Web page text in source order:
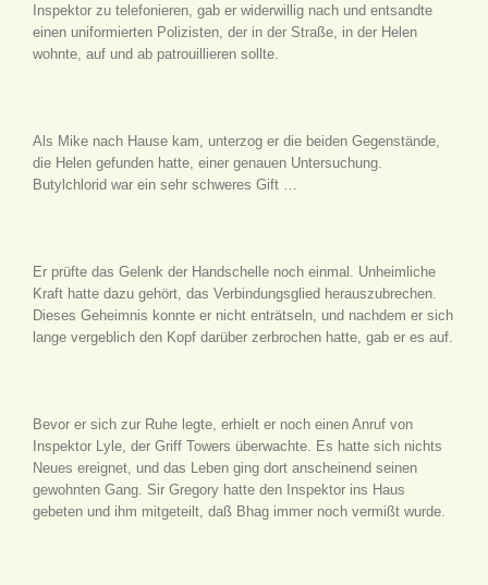
Inspektor zu telefonieren, gab er widerwillig nach und entsandte
einen uniformierten Polizisten, der in der Straße, in der Helen
wohnte, auf und ab patrouillieren sollte.
Als Mike nach Hause kam, unterzog er die beiden Gegenstände,
die Helen gefunden hatte, einer genauen Untersuchung.
Butylchlorid war ein sehr schweres Gift …
Er prüfte das Gelenk der Handschelle noch einmal. Unheimliche
Kraft hatte dazu gehört, das Verbindungsglied herauszubrechen.
Dieses Geheimnis konnte er nicht enträtseln, und nachdem er sich
lange vergeblich den Kopf darüber zerbrochen hatte, gab er es auf.
Bevor er sich zur Ruhe legte, erhielt er noch einen Anruf von
Inspektor Lyle, der Griff Towers überwachte. Es hatte sich nichts
Neues ereignet, und das Leben ging dort anscheinend seinen
gewohnten Gang. Sir Gregory hatte den Inspektor ins Haus
gebeten und ihm mitgeteilt, daß Bhag immer noch vermißt wurde.